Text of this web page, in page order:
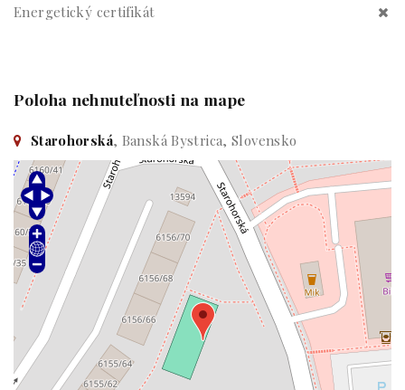
Energetický certifikát
Poloha nehnuteľnosti na mape
Starohorská, Banská Bystrica, Slovensko